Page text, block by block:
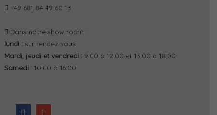
+49 681 84 49 60 13
Dans notre show room :
lundi : sur rendez-vous
Mardi, jeudi et vendredi : 9:00 à 12:00 et 13:00 à 18:00
Samedi : 10:00 à 16:00.